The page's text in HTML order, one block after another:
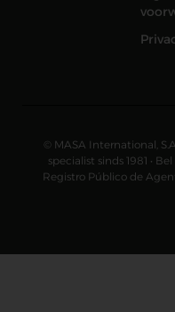
© MASA International,
specialist sinds 1981 •
Registro Público de